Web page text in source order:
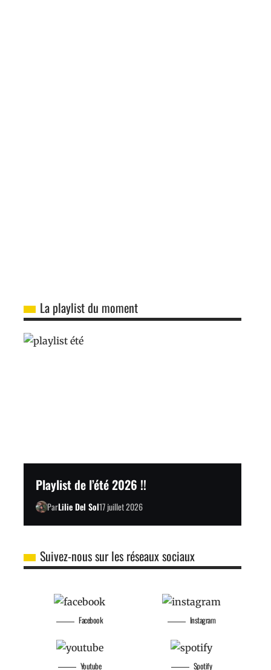
La playlist du moment
Playlist de l’été 2026 !!
ParLilie Del Sol17 juillet 2026
Suivez-nous sur les réseaux sociaux
Facebook
Youtube
Instagram
Spotify